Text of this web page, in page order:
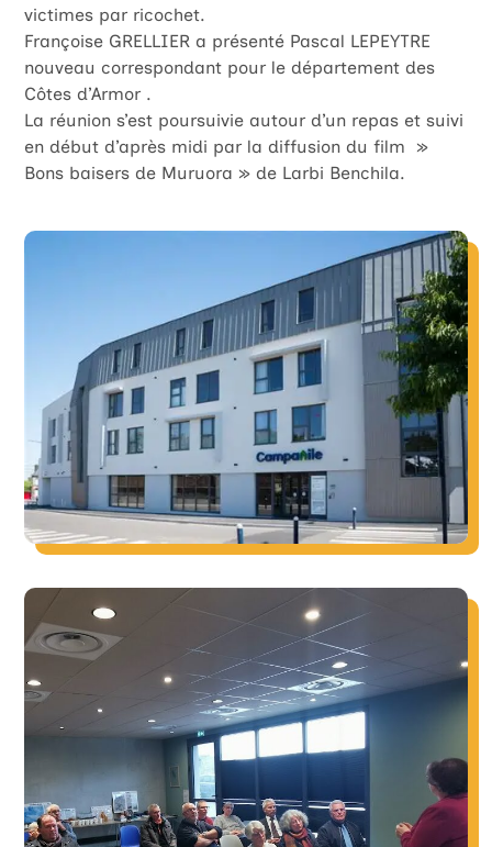
victimes par ricochet.
Françoise GRELLIER a présenté Pascal LEPEYTRE
nouveau correspondant pour le département des
Côtes d’Armor .
La réunion s’est poursuivie autour d’un repas et suivi
en début d’après midi par la diffusion du film »
Bons baisers de Muruora » de Larbi Benchila.